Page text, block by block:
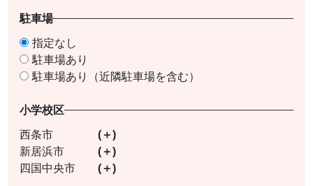
駐車場
指定なし
駐車場あり
駐車場あり（近隣駐車場を含む）
小学校区
西条市
新居浜市
四国中央市